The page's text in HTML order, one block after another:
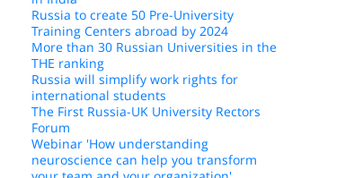
Russia to create 50 Pre-University
Training Centers abroad by 2024
More than 30 Russian Universities in the
THE ranking
Russia will simplify work rights for
international students
The First Russia-UK University Rectors
Forum
Webinar 'How understanding
neuroscience can help you transform